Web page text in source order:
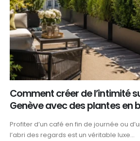
Comment créer de l’intimité
Genève avec des plantes en
Profiter d’un café en fin de journée ou
l’abri des regards est un véritable luxe...